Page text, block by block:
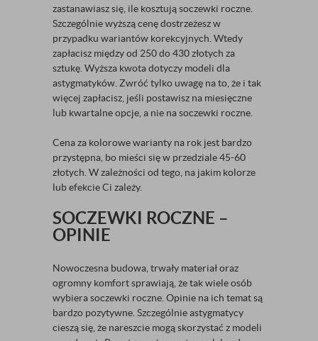
zastanawiasz się, ile kosztują soczewki roczne.
Szczególnie wyższą cenę dostrzeżesz w
przypadku wariantów korekcyjnych. Wtedy
zapłacisz między od 250 do 430 złotych za
sztukę. Wyższa kwota dotyczy modeli dla
astygmatyków. Zwróć tylko uwagę na to, że i tak
więcej zapłacisz, jeśli postawisz na miesięczne
lub kwartalne opcje, a nie na soczewki roczne.
Cena za kolorowe warianty na rok jest bardzo
przystępna, bo mieści się w przedziale 45-60
złotych. W zależności od tego, na jakim kolorze
lub efekcie Ci zależy.
SOCZEWKI ROCZNE –
OPINIE
Nowoczesna budowa, trwały materiał oraz
ogromny komfort sprawiają, że tak wiele osób
wybiera soczewki roczne. Opinie na ich temat są
bardzo pozytywne. Szczególnie astygmatycy
cieszą się, że nareszcie mogą skorzystać z modeli